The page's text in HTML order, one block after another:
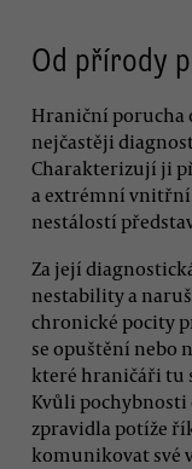
Od přírody
Hraniční porucha
nejčastěji
Charakterizují ji
a extrémní vnitřní
nestálostí
Za její
nestability a
chronické pocity
se opuštění nebo
které hraničáři tu
Kvůli pochybnosti
zpravidla potíže
komunikovat své